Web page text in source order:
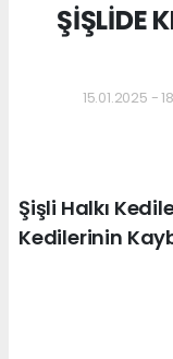
ŞİŞLİDE
15.01.2025 -
Şişli Halkı
Kedilerinin